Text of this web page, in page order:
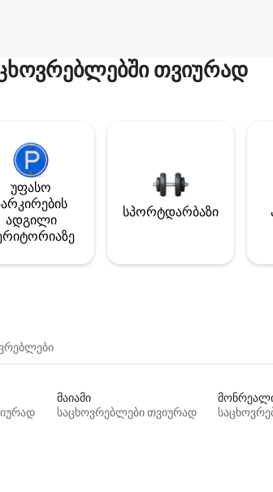
თვიურად
უფასო
ადგილი
სპორტდარბაზი
მაიამი
საცხოვრებლები თვიურად